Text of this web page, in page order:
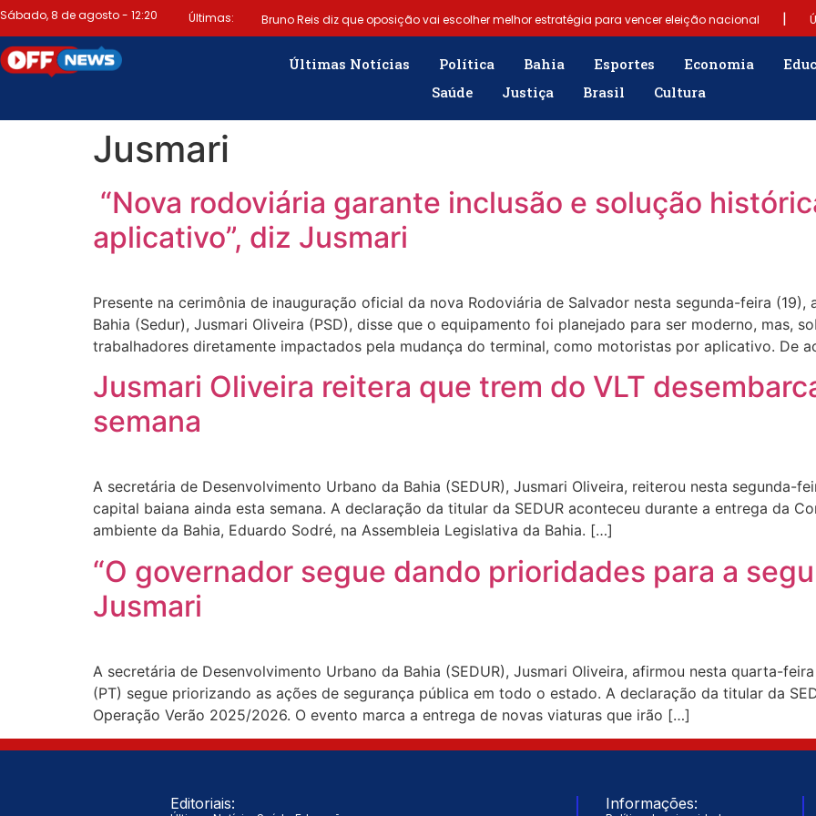
Sábado, 8 de agosto - 12:20 Últimas: Bruno Reis diz que oposição vai escolher melhor estratégia para vencer eleição nacional |
emitir título termina hoje (6) Samuel Júnior luta em prol dos profissionais de contabilidade
gratuito de alertas de emergência para população “Tomamos a decisão de caminhar com
Últimas Notícias Política Bahia Esportes Economia
Saúde
Justiça Brasil Cultura
Jusmari
“Nova rodoviária garante inclusão e solução
aplicativo”, diz Jusmari
Presente na cerimônia de inauguração oficial da nova Rodoviária de Salvador nesta segunda-feira
Bahia (Sedur), Jusmari Oliveira (PSD), disse que o equipamento foi planejado para ser moderno, mas,
trabalhadores diretamente impactados pela mudança do terminal, como motoristas por aplicativo. De
Jusmari Oliveira reitera que trem do VLT
semana
A secretária de Desenvolvimento Urbano da Bahia (SEDUR), Jusmari Oliveira, reiterou nesta segunda-
capital baiana ainda esta semana. A declaração da titular da SEDUR aconteceu durante a entrega da
ambiente da Bahia, Eduardo Sodré, na Assembleia Legislativa da Bahia. […]
“O governador segue dando prioridades para a
Jusmari
A secretária de Desenvolvimento Urbano da Bahia (SEDUR), Jusmari Oliveira, afirmou nesta quarta-
(PT) segue priorizando as ações de segurança pública em todo o estado. A declaração da titular da
Operação Verão 2025/2026. O evento marca a entrega de novas viaturas que irão […]
Editoriais: Informações: